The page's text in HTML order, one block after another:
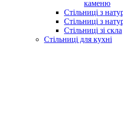
каменю
Стільниці з
Стільниці з
Стільниці зі скла
Стільниці для кухні